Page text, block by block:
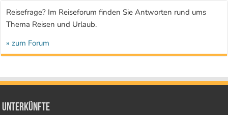
Reisefrage? Im Reiseforum finden Sie Antworten rund ums
Thema Reisen und Urlaub.
» zum Forum
Unterkünfte